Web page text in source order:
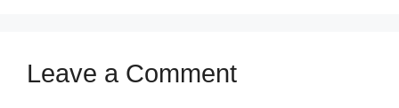
Leave a Comment